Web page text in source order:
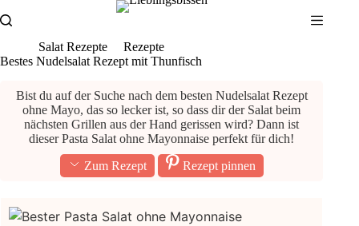
Inhalt
Salat Rezepte
Rezepte
Bestes Nudelsalat Rezept mit Thunfisch
Bist du auf der Suche nach dem besten Nudelsalat Rezept
ohne Mayo, das so lecker ist, so dass dir der Salat beim
nächsten Grillen aus der Hand gerissen wird? Dann ist
dieser Pasta Salat ohne Mayonnaise perfekt für dich!
Zum Rezept
Rezept pinnen